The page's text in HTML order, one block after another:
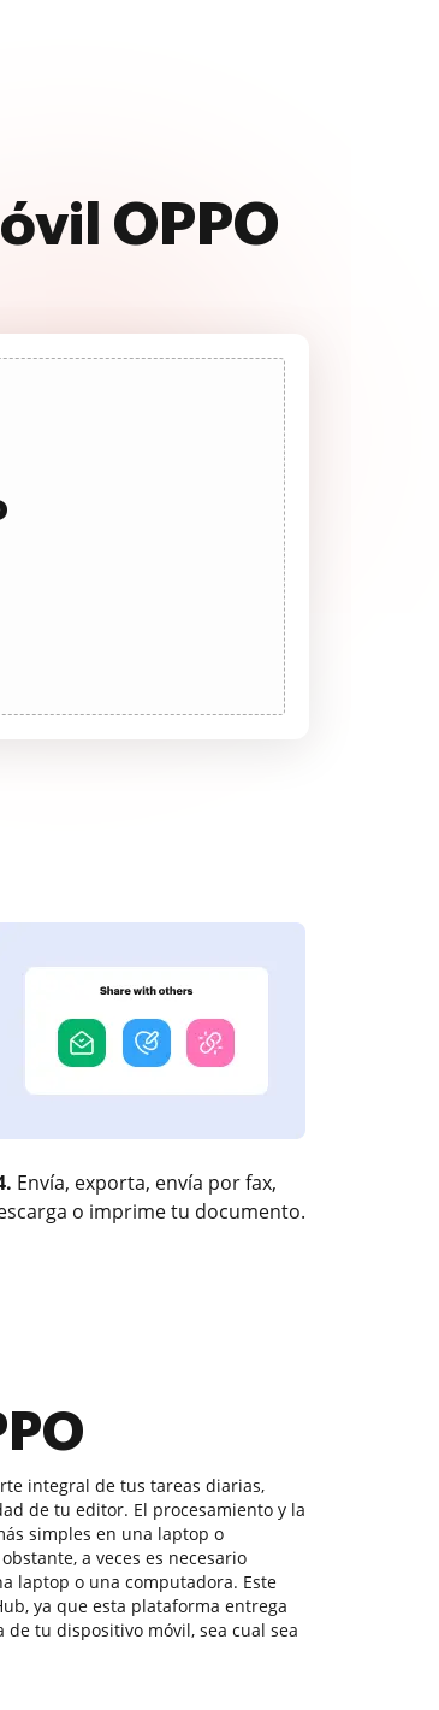
OPPO
Envía, exporta, envía por fax,
o imprime tu documento.
integral de tus tareas diarias,
de tu editor. El procesamiento y la
simples en una laptop o
a veces es necesario
laptop o una computadora. Este
ya que esta plataforma entrega
tu dispositivo móvil, sea cual sea